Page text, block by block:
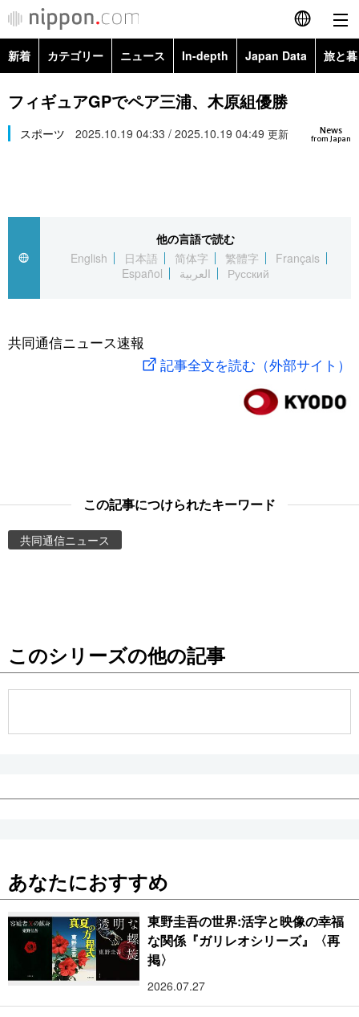
English
简体字
繁體字
العربية
社会
旅と暮らし
東京
新着 カテゴリー ニュース In-depth Japan Data 旅と
政治・外交
経済・ビジネス
社会
文化
科学・技術
暮らし
Images
お知らせ
フィギュアGPでペア三浦、木原組優勝
News
from Japan
スポーツ 2025.10.19 04:33 / 2025.10.19 04:49 更新
他の言語で読む
English
日本語 简体字 繁體字
Français
Español
العربية Русский
共同通信ニュース速報
記事全文を読む（外部サイト）
この記事につけられたキーワード
共同通信ニュース
このシリーズの他の記事
あなたにおすすめ
東野圭吾の世界:活字と映像の幸福
な関係『ガリレオシリーズ』〈再
掲〉
2026.07.27